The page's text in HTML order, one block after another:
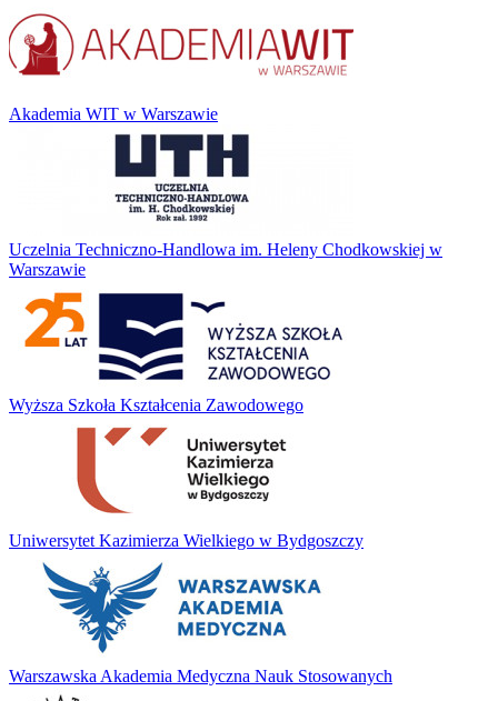
Akademia WIT w Warszawie
Uczelnia Techniczno-Handlowa im. Heleny Chodkowskiej w
Warszawie
Wyższa Szkoła Kształcenia Zawodowego
Uniwersytet Kazimierza Wielkiego w Bydgoszczy
Warszawska Akademia Medyczna Nauk Stosowanych